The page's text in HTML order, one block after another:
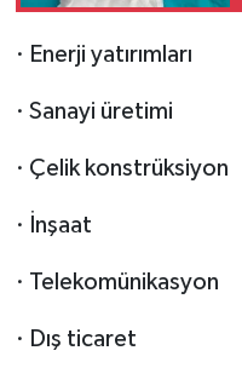
· Enerji yatırımları
· Sanayi üretimi
· Çelik konstrüksiyon
· İnşaat
· Telekomünikasyon
· Dış ticaret